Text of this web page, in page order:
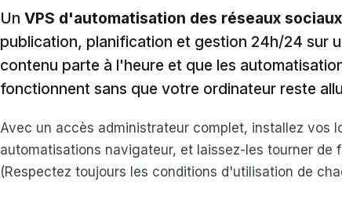
UnVPS d'automatisation des réseaux sociaux
publication, planification et gestion 24h/24 sur
contenu parte à l'heure et que les
fonctionnent sans que votre ordinateur reste
Avec un accès administrateur complet, installez vos
automatisations navigateur, et laissez-les tourner de
(Respectez toujours les conditions d'utilisation de